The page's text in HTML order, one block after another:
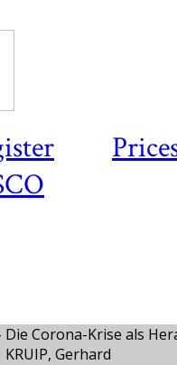
Die Corona-Krise als
KRUIP, Gerhard